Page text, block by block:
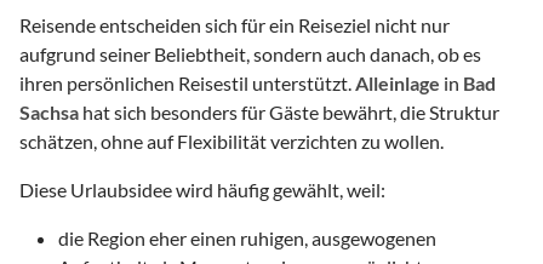
Reisende entscheiden sich für ein Reiseziel nicht nur
aufgrund seiner Beliebtheit, sondern auch danach, ob es
ihren persönlichen Reisestil unterstützt. Alleinlage in Bad
Sachsa hat sich besonders für Gäste bewährt, die Struktur
schätzen, ohne auf Flexibilität verzichten zu wollen.
Diese Urlaubsidee wird häufig gewählt, weil:
die Region eher einen ruhigen, ausgewogenen